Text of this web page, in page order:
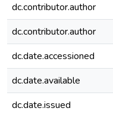
dc.contributor.author
dc.contributor.author
dc.date.accessioned
dc.date.available
dc.date.issued